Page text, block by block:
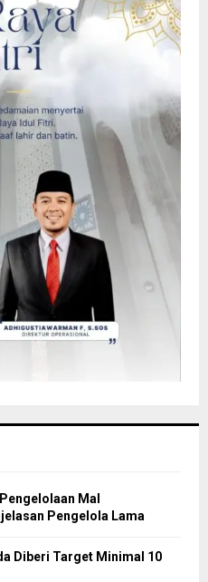
Mal
Pengelola Lama
Diberi Target Minimal 10